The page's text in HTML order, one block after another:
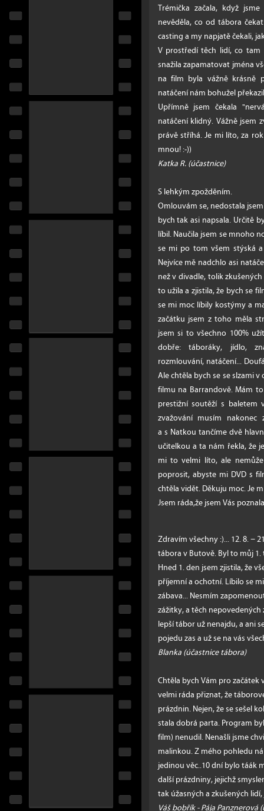
Trémička začala, když
nevěděla, co od tábora
casting a my napjatě čekali,
V prostředí těch lidí, co
snažila zapamatovat jména
na film byla vážně krásně
natáčení nám bohužel
Upřímně jsem čekala
natáčení klidný. Vážně jsem
právě stříhá. Je mi líto, za
mnou! :-))
Katka R. (účastnice)
S lehkým zpožděním.
Omlouvám se, nedostala
bych tak asi napsala. Určitě
líbil. Naučila jsem se mnoho
se mi po tom všem stýská
Nejvíce mě nadchlo asi
než v divadle, tolik
to užila a zjistila, že bych se
se mi moc líbily kostýmy a
začátku jsem z toho měla
jsem si to všechno 100%
dobře: táboráky, jídlo,
rozmlouvání, natáčení...
Ale chtěla bych se se slzami
filmu na Barrandově. Mám
prestižní soutěží s baletem
zvažování musím
a s Natkou tančíme dvě
učitelkou a ta nám řekla, že
mi to velmi líto, ale
poprosit, abyste mi DVD s
chtěla vidět. Děkuju moc. Je
Jsem ráda,že jsem Vás
Zdravím všechny :)... 12. 8. −
tábora v Butově. Byl to můj
Hned 1. den jsem zjistila, že
příjemní a ochotní. Líbilo se
zábava... Nesmím
zážitky, a těch nepovedených
lepší tábor už nenajdu, a ani
pojedu zas a už se na vás
Blanka (účastnice tábora)
Chtěla bych Vám pro
velmi ráda přiznat, že
prázdnin. Nejen, že se sešel
stala dobrá parta. Program
film) nenudil. Nenašli jsme
malinkou. Z mého pohledu
jedinou věc..10 dní bylo táák
další prázdniny, jejichž
tak úžasných a zkušených
Váš bobřík - Pája Panznerová